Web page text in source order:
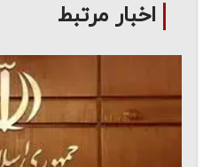
اخبار مرتبط